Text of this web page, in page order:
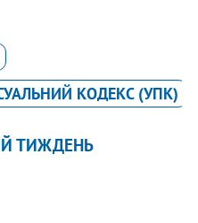
КОДЕКС (УПК)
ТИЖДЕНЬ